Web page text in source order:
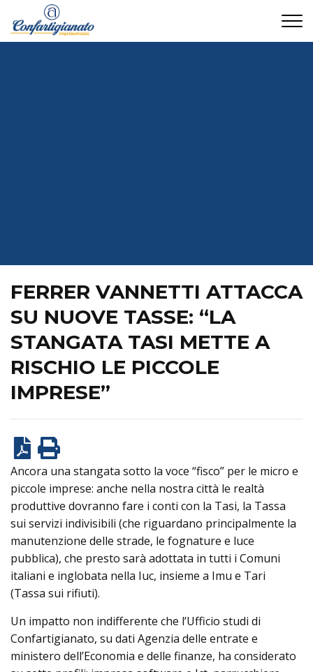
FERRER VANNETTI ATTACCA
SU NUOVE TASSE: “LA
STANGATA TASI METTE A
RISCHIO LE PICCOLE
IMPRESE”
Ancora una stangata sotto la voce “fisco” per le micro e
piccole imprese: anche nella nostra città le realtà
produttive dovranno fare i conti con la Tasi, la Tassa
sui servizi indivisibili (che riguardano principalmente la
manutenzione delle strade, le fognature e luce
pubblica), che presto sarà adottata in tutti i Comuni
italiani e inglobata nella Iuc, insieme a Imu e Tari
(Tassa sui rifiuti).
Un impatto non indifferente che l’Ufficio studi di
Confartigianato, su dati Agenzia delle entrate e
ministero dell’Economia e delle finanze, ha considerato